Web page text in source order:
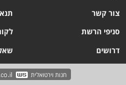
צור קשר
סניפי הרשת
דרושים
חנות וירטואלית